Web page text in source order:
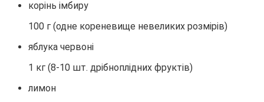
корінь імбиру
100 г (одне кореневище невеликих розмірів)
яблука червоні
1 кг (8-10 шт. дрібноплідних фруктів)
лимон